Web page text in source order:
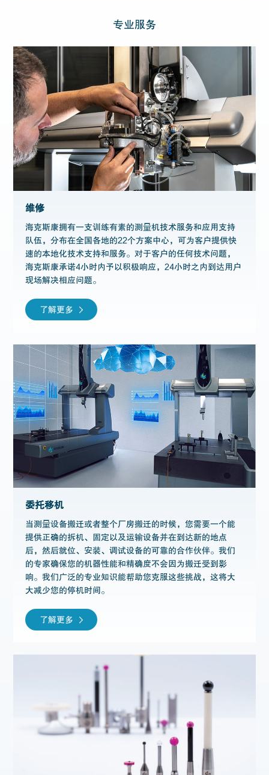
专业服务
维修
海克斯康拥有一支训练有素的测量机技术服务和应用支持
队伍，分布在全国各地的22个方案中心，可为客户提供快
速的本地化技术支持和服务。对于客户的任何技术问题，
海克斯康承诺4小时内予以积极响应，24小时之内到达用户
现场解决相应问题。
了解更多
委托移机
当测量设备搬迁或者整个厂房搬迁的时候，您需要一个能
提供正确的拆机、固定以及运输设备并在到达新的地点
后，然后就位、安装、调试设备的可靠的合作伙伴。我们
的专家确保您的机器性能和精确度不会因为搬迁受到影
响。我们广泛的专业知识能帮助您克服这些挑战，这将大
大减少您的停机时间。
了解更多